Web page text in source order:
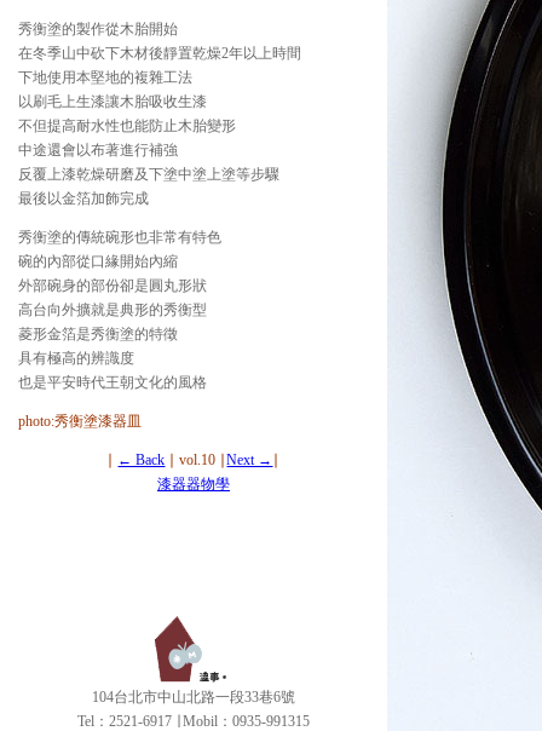
秀衡塗的製作從木胎開始
在冬季山中砍下木材後靜置乾燥2年以上時間
下地使用本堅地的複雜工法
以刷毛上生漆讓木胎吸收生漆
不但提高耐水性也能防止木胎變形
中途還會以布著進行補強
反覆上漆乾燥研磨及下塗中塗上塗等步驟
最後以金箔加飾完成
秀衡塗的傳統碗形也非常有特色
碗的內部從口緣開始內縮
外部碗身的部份卻是圓丸形狀
高台向外擴就是典形的秀衡型
菱形金箔是秀衡塗的特徵
具有極高的辨識度
也是平安時代王朝文化的風格
photo:秀衡塗漆器皿
← Back ∣ vol.10 ∣Next →
漆器器物學
104台北市中山北路一段33巷6號
Tel：2521-6917 ∣ Mobil：0935-991315